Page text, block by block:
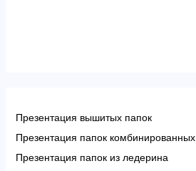
Презентация вышитых папок
Презентация папок комбинированных
Презентация папок из ледерина